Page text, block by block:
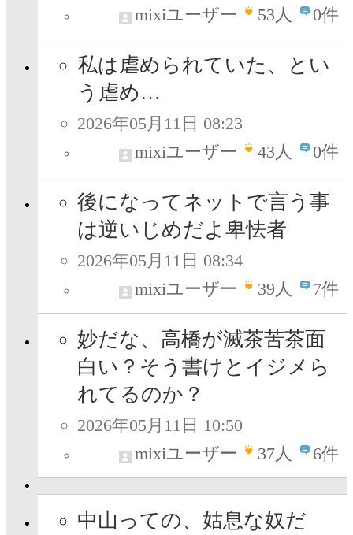
mixiユーザー
53人 0件
私は虐められていた、とい
う虐め…
2026年05月11日 08:23
mixiユーザー
43人 0件
後になってネットで言う事
は逆いじめだよ卑怯者
2026年05月11日 08:34
mixiユーザー
39人 7件
妙だな、高橋が滅茶苦茶面
白い？そう書けとイジメら
れてるのか？
2026年05月11日 10:50
mixiユーザー
37人 6件
中山っての、姑息な奴だ